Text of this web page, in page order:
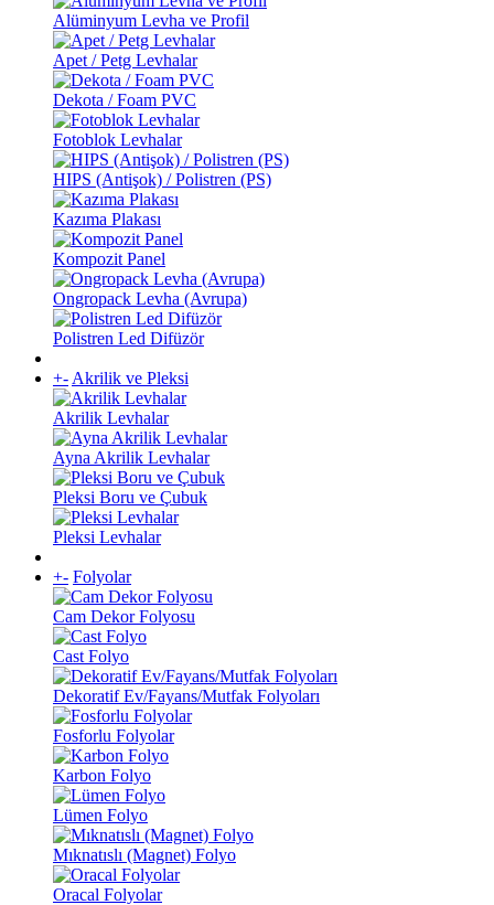
Alüminyum Levha ve Profil
Apet / Petg Levhalar
Dekota / Foam PVC
Fotoblok Levhalar
HIPS (Antişok) / Polistren (PS)
Kazıma Plakası
Kompozit Panel
Ongropack Levha (Avrupa)
Polistren Led Difüzör
+- Akrilik ve Pleksi
Akrilik Levhalar
Ayna Akrilik Levhalar
Pleksi Boru ve Çubuk
Pleksi Levhalar
+- Folyolar
Cam Dekor Folyosu
Cast Folyo
Dekoratif Ev/Fayans/Mutfak Folyoları
Fosforlu Folyolar
Karbon Folyo
Lümen Folyo
Mıknatıslı (Magnet) Folyo
Oracal Folyolar